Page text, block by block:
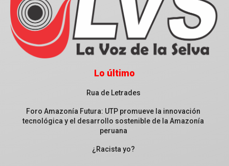
Lo último
Rua de Letrades
Foro Amazonía Futura: UTP promueve la innovación
tecnológica y el desarrollo sostenible de la Amazonía
peruana
¿Racista yo?